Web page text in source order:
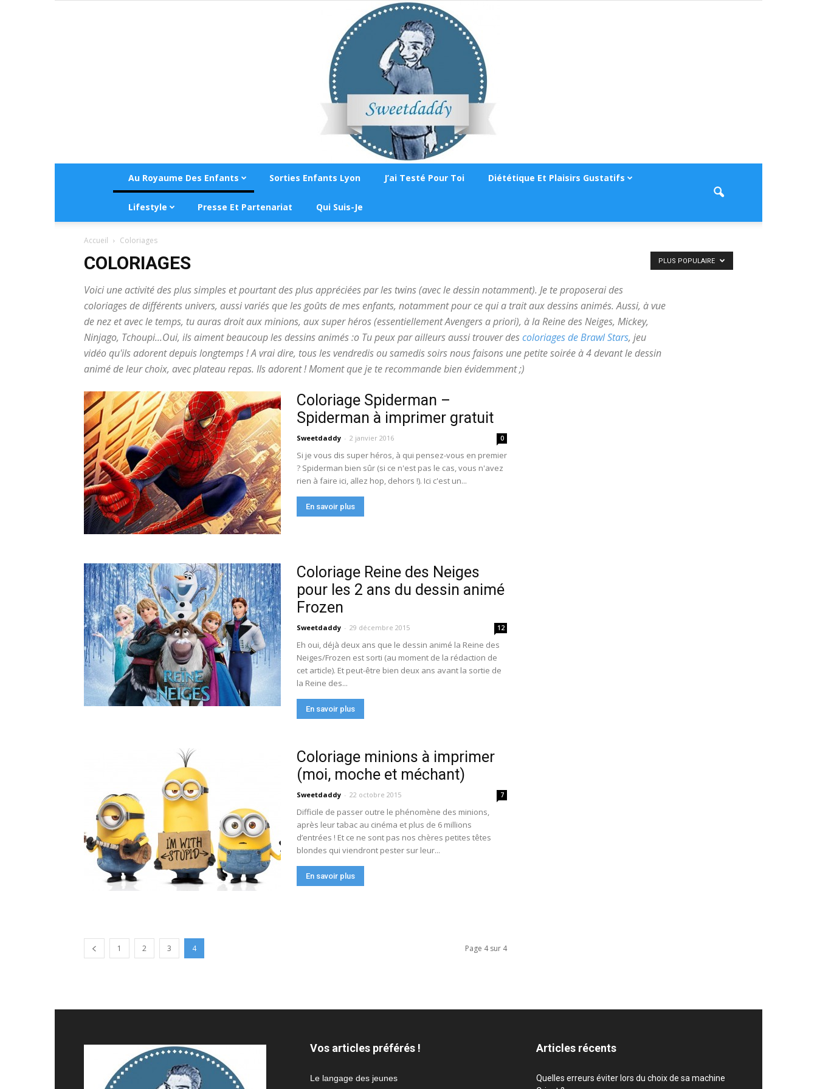
Au Royaume Des Enfants Sorties Enfants Lyon J’ai Testé Pour Toi Diététique Et Plaisirs Gustatifs
Lifestyle Presse Et Partenariat Qui Suis-Je
Accueil Coloriages
COLORIAGES
Voici une activité des plus simples et pourtant des plus appréciées par les twins (avec le dessin notamment). Je te proposerai des
coloriages de différents univers, aussi variés que les goûts de mes enfants, notamment pour ce qui a trait aux dessins animés. Aussi, à vue
de nez et avec le temps, tu auras droit aux minions, aux super héros (essentiellement Avengers a priori), à la Reine des Neiges, Mickey,
Ninjago, Tchoupi...Oui, ils aiment beaucoup les dessins animés :o Tu peux par ailleurs aussi trouver descoloriages de Brawl Stars, jeu
vidéo qu'ils adorent depuis longtemps ! A vrai dire, tous les vendredis ou samedis soirs nous faisons une petite soirée à 4 devant le dessin
animé de leur choix, avec plateau repas. Ils adorent ! Moment que je te recommande bien évidemment ;)
PLUS POPULAIRE
Coloriage Spiderman –
Spiderman à imprimer gratuit
Sweetdaddy - 2 janvier 2016 0
Si je vous dis super héros, à qui pensez-vous en premier
? Spiderman bien sûr (si ce n'est pas le cas, vous n'avez
rien à faire ici, allez hop, dehors !). Ici c'est un...
En savoir plus
Coloriage Reine des Neiges
pour les 2 ans du dessin animé
Frozen
Sweetdaddy - 29 décembre 2015 12
Eh oui, déjà deux ans que le dessin animé la Reine des
Neiges/Frozen est sorti (au moment de la rédaction de
cet article). Et peut-être bien deux ans avant la sortie de
la Reine des...
En savoir plus
Coloriage minions à imprimer
(moi, moche et méchant)
Sweetdaddy - 22 octobre 2015 7
Difficile de passer outre le phénomène des minions,
après leur tabac au cinéma et plus de 6 millions
d’entrées ! Et ce ne sont pas nos chères petites têtes
blondes qui viendront pester sur leur...
En savoir plus
1 2 3 4 Page 4 sur 4
Vos articles préférés !
Le langage des jeunes
Articles récents
Quelles erreurs éviter lors du choix de sa machine